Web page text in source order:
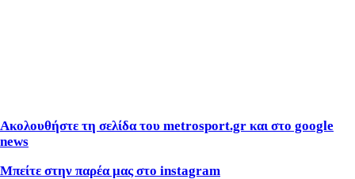
Ακολουθήστε τη σελίδα του metrosport.gr και στο google
news
Μπείτε στην παρέα μας στο instagram